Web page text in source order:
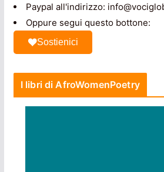
Paypal all'indirizzo:
Oppure segui questo bottone:
Sostienici
I libri di AfroWomenPoetry